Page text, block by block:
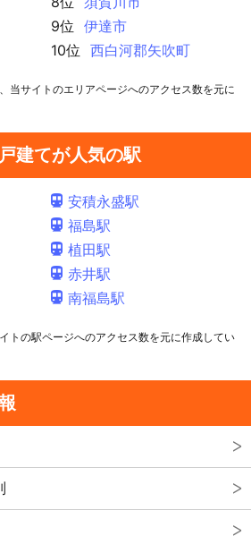
9位
伊達市
10位
西白河郡矢吹町
当サイトのエリアページへのアクセス数を元に
建てが人気の駅
安積永盛駅
福島駅
植田駅
赤井駅
南福島駅
トの駅ページへのアクセス数を元に作成してい